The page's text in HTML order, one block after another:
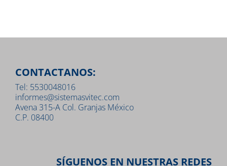
CONTACTANOS:
Tel: 5530048016
informes@sistemasvitec.com
Avena 315-A Col. Granjas México
C.P. 08400
SÍGUENOS EN NUESTRAS REDES